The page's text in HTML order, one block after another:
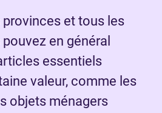
et tous les
en général
essentiels
valeur, comme les
objets ménagers